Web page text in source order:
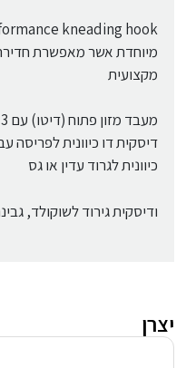
מיוחדת אשר מאפשרת
מקצועית
דיסקית דו כיוונית לפריסה
כיוונית לגרוד עדין או גס
ודיסקית גירוד לשוקולד,
יצרן